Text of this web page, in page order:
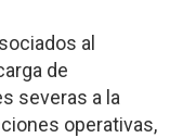
al
de
severas a la
operativas,